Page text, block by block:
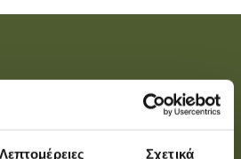
Λεπτομέρειες Σχετικά